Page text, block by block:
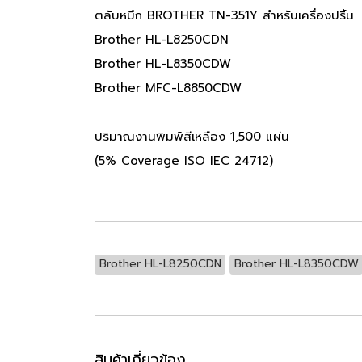
ตลับหมึก BROTHER TN-351Y สำหรับเครื่องปริ้น
Brother HL-L8250CDN
Brother HL-L8350CDW
Brother MFC-L8850CDW
ปริมาณงานพิมพ์สีเหลือง 1,500 แผ่น
(5% Coverage ISO IEC 24712)
Brother HL-L8250CDN Brother HL-L8350CDW